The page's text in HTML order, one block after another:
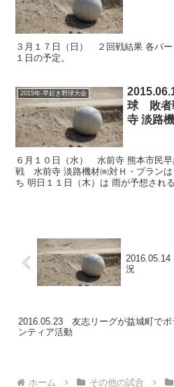
３月１７日（日） ２回戦結果 各パー
１日の予定。
2015年-早起き野球大会
球 敗者
寺 淡路
６月１０日（水） 水前寺 熊本市民
戦 水前寺 淡路機材㈱対Ｈ・プラン
ち 明日１１日（木）は 雨が予想され
況
2016.05.23 友志リーグが益城町でボ
ンティア活動
ホーム その他の試合